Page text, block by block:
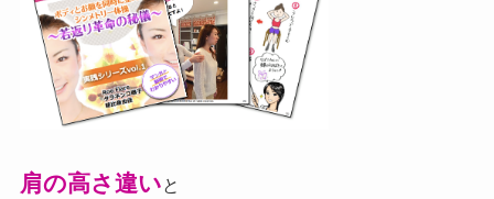
肩の高さ違いと